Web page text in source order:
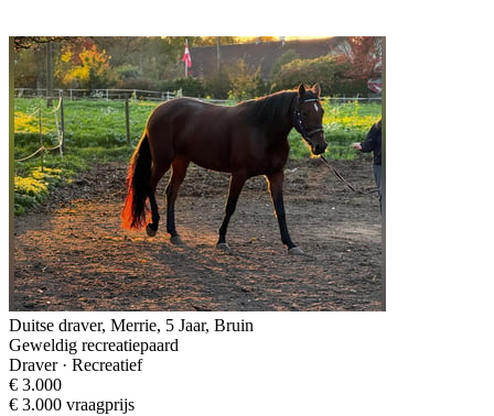
Duitse draver, Merrie, 5 Jaar, Bruin
Geweldig recreatiepaard
Draver · Recreatief
€ 3.000
€ 3.000 vraagprijs